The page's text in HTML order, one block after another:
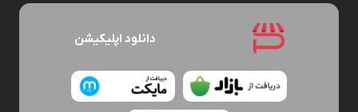
دانلود اپلیکیشن